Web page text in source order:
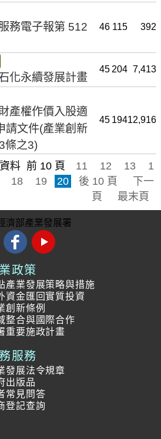
務電子報第 512
46 115 392
化永續發展計畫
45 204 7,413
產權作價入股適
請文件(產業創新
條之3)
45 19412,916
料 前 10 頁 11 12 13
1
18 19 20 後 10 頁
下一
頁
最末頁
濟部產業發展署
政策
產業發展策略與措施
資金匯回實質投資
創新條例
整合與國際合作
重要施政計畫
服務
發展法令規章
出版品
常見問答
登記查詢